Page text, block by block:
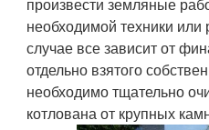
необходимой техники или
случае все зависит от
отдельно взятого
необходимо тщательно
котлована от крупных